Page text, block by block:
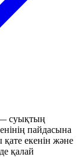
суықтың
пайдасына
екенін және
қалай